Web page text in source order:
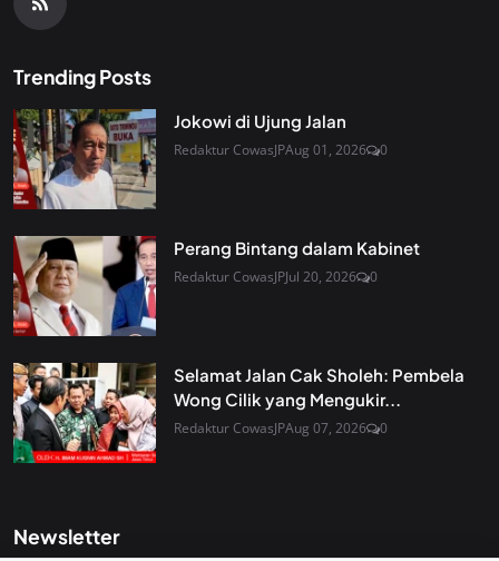
Trending Posts
Jokowi di Ujung Jalan
Redaktur CowasJPAug 01, 2026 0
Perang Bintang dalam Kabinet
Redaktur CowasJPJul 20, 2026 0
Selamat Jalan Cak Sholeh: Pembela
Wong Cilik yang Mengukir...
Redaktur CowasJPAug 07, 2026 0
Newsletter